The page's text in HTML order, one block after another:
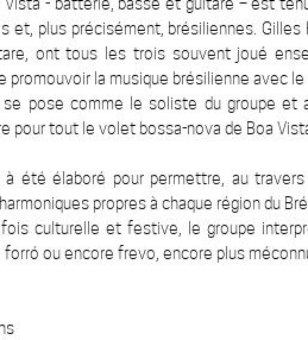
Vista - batterie, basse et guitare – est
et, plus précisément, brésiliennes.
ont tous les trois souvent joué
promouvoir la musique brésilienne avec
pose comme le soliste du groupe et
pour tout le volet bossa-nova de Boa
à été élaboré pour permettre, au
propres à chaque région du
culturelle et festive, le groupe
forró ou encore frevo, encore plus